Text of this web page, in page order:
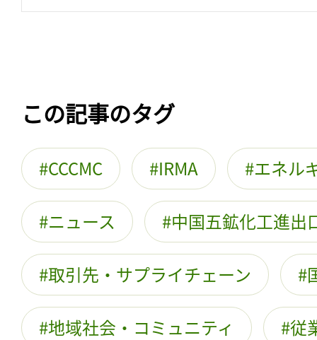
この記事のタグ
CCCMC IRMA エネル
ニュース 中国五鉱化工進出
取引先・サプライチェーン
地域社会・コミュニティ 従